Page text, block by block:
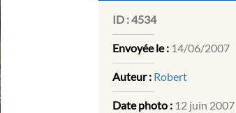
ID :4534
Envoyée le : 14/06/2007
Auteur : Robert
Date photo : 12 juin 2007